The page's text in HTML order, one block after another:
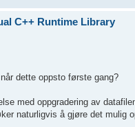
C++ Runtime Library
dette oppsto første gang?
med oppgradering av
naturligvis å gjøre det mulig